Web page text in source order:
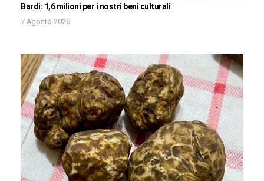
Bardi: 1,6 milioni per i nostri beni culturali
7 Agosto 2026